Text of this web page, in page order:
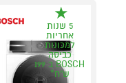
5 שנות
אחריות
למכונות
כביסה
BOSCH ב 199
ש"ח*